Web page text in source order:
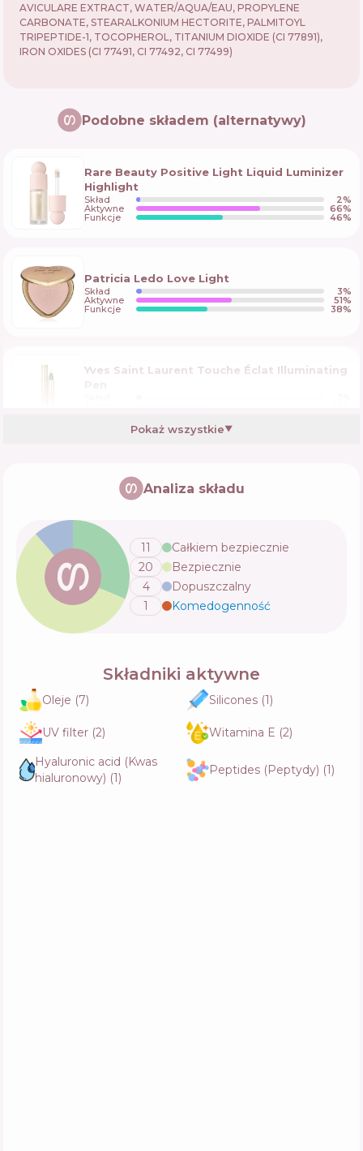
AVICULARE EXTRACT, WATER/AQUA/EAU, PROPYLENE
CARBONATE, STEARALKONIUM HECTORITE, PALMITOYL
TRIPEPTIDE-1, TOCOPHEROL, TITANIUM DIOXIDE (CI 77891),
IRON OXIDES (CI 77491, CI 77492, CI 77499)
Podobne składem (alternatywy)
Rare Beauty Positive Light Liquid Luminizer
Highlight
Skład 2%
Aktywne 66%
Funkcje 46%
Patricia Ledo Love Light
Skład 3%
Aktywne 51%
Funkcje 38%
Yves Saint Laurent Touche Éclat Illuminating
face cream COCONUT SHINE
Pokaż wszystkie▼
Analiza składu
11
Całkiem bezpiecznie
20
Bezpiecznie
4
Dopuszczalny
1
Komedogenność
Składniki aktywne
Oleje (7) Silicones (1)
UV filter (2) Witamina E (2)
Hyaluronic acid (Kwas
hialuronowy) (1)
Peptides (Peptydy) (1)